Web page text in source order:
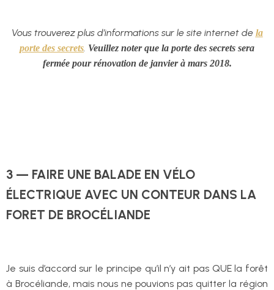
Vous trouverez plus d’informations sur le site internet de la
porte des secrets. Veuillez noter que la porte des secrets sera
fermée pour rénovation de janvier à mars 2018.
3 — FAIRE UNE BALADE EN VÉLO
ÉLECTRIQUE AVEC UN CONTEUR DANS LA
FORET DE BROCÉLIANDE
Je suis d’accord sur le principe qu’il n’y ait pas QUE la forêt
à Brocéliande, mais nous ne pouvions pas quitter la région